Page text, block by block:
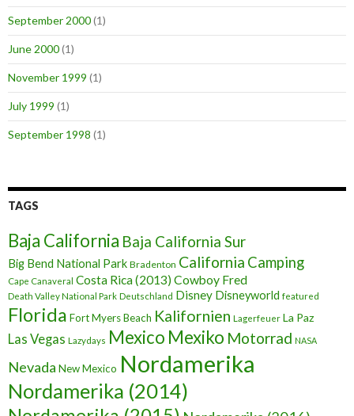
September 2000(1)
June 2000(1)
November 1999 (1)
July 1999 (1)
September 1998 (1)
TAGS
Baja California Baja California Sur
Big Bend National Park Bradenton California Camping
Cape Canaveral Costa Rica (2013) Cowboy Fred
Death Valley National Park Deutschland Disney Disneyworld featured
Florida Fort Myers Beach Kalifornien Lagerfeuer La Paz
Las Vegas Lazydays Mexico Mexiko Motorrad NASA
Nevada New Mexico Nordamerika
Nordamerika (2014)